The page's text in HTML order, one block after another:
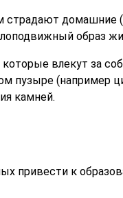
домашние
образ
влекут за
пузыре (например
камней.
привести к